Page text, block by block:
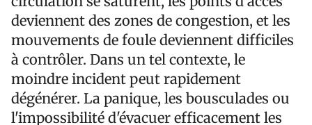
deviennent des zones de congestion, et les
mouvements de foule deviennent difficiles
à contrôler. Dans un tel contexte, le
moindre incident peut rapidement
dégénérer. La panique, les bousculades ou
l'impossibilité d'évacuer efficacement les